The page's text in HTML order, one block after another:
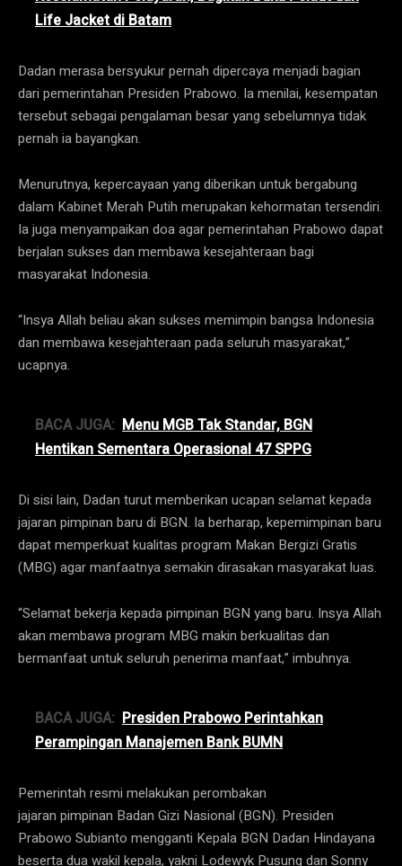
Life Jacket di Batam
Dadan merasa bersyukur pernah dipercaya menjadi bagian
dari pemerintahan Presiden Prabowo. Ia menilai, kesempatan
tersebut sebagai pengalaman besar yang sebelumnya tidak
pernah ia bayangkan.
Menurutnya, kepercayaan yang diberikan untuk bergabung
dalam Kabinet Merah Putih merupakan kehormatan tersendiri.
Ia juga menyampaikan doa agar pemerintahan Prabowo dapat
berjalan sukses dan membawa kesejahteraan bagi
masyarakat Indonesia.
“Insya Allah beliau akan sukses memimpin bangsa Indonesia
dan membawa kesejahteraan pada seluruh masyarakat,”
ucapnya.
BACA JUGA: Menu MGB Tak Standar, BGN
Hentikan Sementara Operasional 47 SPPG
Di sisi lain, Dadan turut memberikan ucapan selamat kepada
jajaran pimpinan baru di BGN. Ia berharap, kepemimpinan baru
dapat memperkuat kualitas program Makan Bergizi Gratis
(MBG) agar manfaatnya semakin dirasakan masyarakat luas.
“Selamat bekerja kepada pimpinan BGN yang baru. Insya Allah
akan membawa program MBG makin berkualitas dan
bermanfaat untuk seluruh penerima manfaat,” imbuhnya.
BACA JUGA: Presiden Prabowo Perintahkan
Perampingan Manajemen Bank BUMN
Pemerintah resmi melakukan perombakan
jajaran pimpinan Badan Gizi Nasional (BGN). Presiden
Prabowo Subianto mengganti Kepala BGN Dadan Hindayana
beserta dua wakil kepala, yakni Lodewyk Pusung dan Sonny